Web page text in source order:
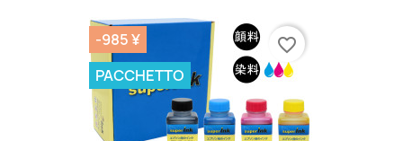
-985 ¥
PACCHETTO
favorite_border